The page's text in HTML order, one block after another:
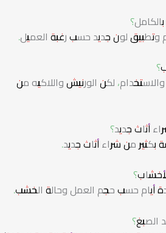
وتطبيق لون جديد حسب رغبة العميل.
لكن الورنيش واللاكيه من
أثاث جديد؟
بكثير من شراء أثاث جديد.
أيام حسب حجم العمل وحالة الخشب.